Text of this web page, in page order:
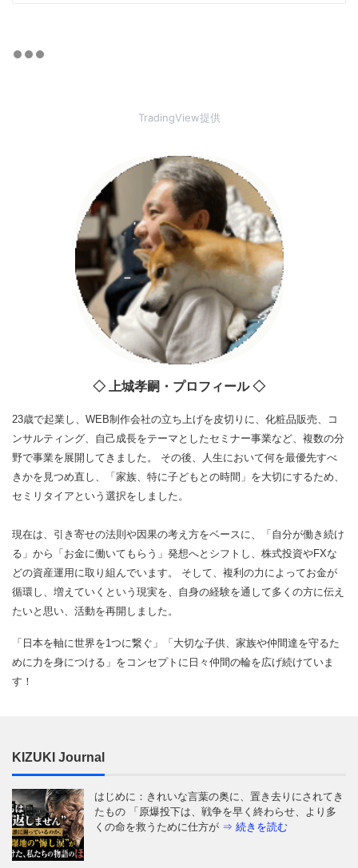
TradingView提供
◇ 上城孝嗣・プロフィール ◇
23歳で起業し、WEB制作会社の立ち上げを皮切りに、化粧品販売、コ
ンサルティング、自己成長をテーマとしたセミナー事業など、複数の分
野で事業を展開してきました。 その後、人生において何を最優先すべ
きかを見つめ直し、「家族、特に子どもとの時間」を大切にするため、
セミリタイアという選択をしました。
現在は、引き寄せの法則や因果の考え方をベースに、「自分が働き続け
る」から「お金に働いてもらう」発想へとシフトし、株式投資やFXな
どの資産運用に取り組んでいます。 そして、複利の力によってお金が
循環し、増えていくという現実を、自身の経験を通して多くの方に伝え
たいと思い、活動を再開しました。
「日本を軸に世界を1つに繋ぐ」「大切な子供、家族や仲間達を守るた
めに力を身につける」をコンセプトに日々仲間の輪を広げ続けていま
す！
KIZUKI Journal
はじめに：きれいな言葉の奥に、置き去りにされてき
たもの 「原爆投下は、戦争を早く終わらせ、より多
くの命を救うために仕方が ⇒ 続きを読む